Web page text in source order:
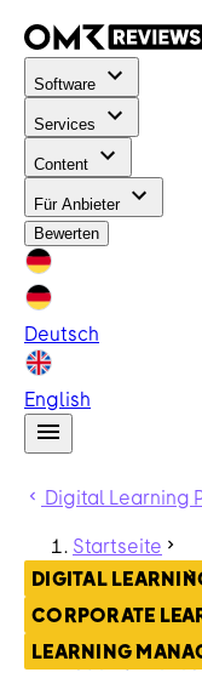
Software
Services
Content
Für Anbieter
Bewerten
Deutsch
English
Digital Learning
Startseite
ContentHub
Digital
auch ohne
DIGITAL
CORPORATE
LEARNING